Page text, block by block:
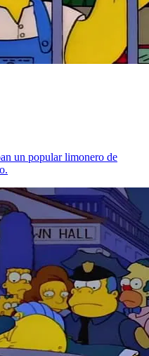
un popular limonero de